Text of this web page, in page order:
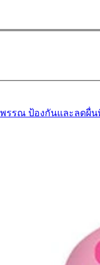
ณ ป้องกันและลดผื่น